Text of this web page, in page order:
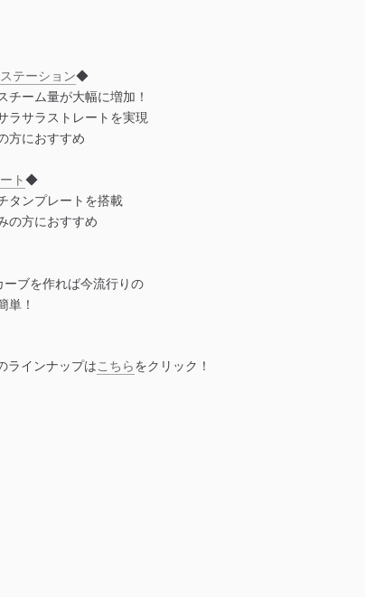
テーション◆
チーム量が大幅に増加！
ラサラストレートを実現
方におすすめ
ト◆
タンプレートを搭載
の方におすすめ
ブを作れば今流行りの
単！
ラインナップはこちらをクリック！